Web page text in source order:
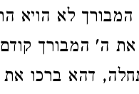
לא הויא
ה' המבורך
דהא ברכו